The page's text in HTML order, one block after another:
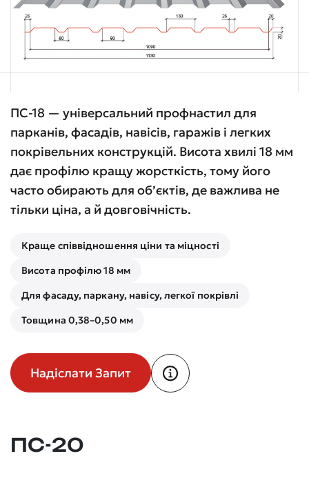
ПС-18 — універсальний профнастил для
парканів, фасадів, навісів, гаражів і легких
покрівельних конструкцій. Висота хвилі 18 мм
дає профілю кращу жорсткість, тому його
часто обирають для об’єктів, де важлива не
тільки ціна, а й довговічність.
Краще співвідношення ціни та міцності
Висота профілю 18 мм
Для фасаду, паркану, навісу, легкої покрівлі
Товщина 0,38–0,50 мм
Надіслати Запит
ПС-20